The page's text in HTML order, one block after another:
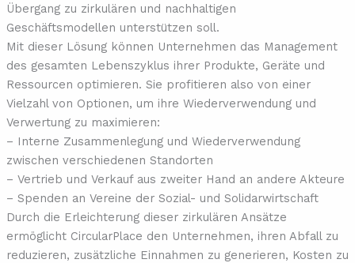
Übergang zu zirkulären und nachhaltigen
Geschäftsmodellen unterstützen soll.
Mit dieser Lösung können Unternehmen das Management
des gesamten Lebenszyklus ihrer Produkte, Geräte und
Ressourcen optimieren. Sie profitieren also von einer
Vielzahl von Optionen, um ihre Wiederverwendung und
Verwertung zu maximieren:
– Interne Zusammenlegung und Wiederverwendung
zwischen verschiedenen Standorten
– Vertrieb und Verkauf aus zweiter Hand an andere Akteure
– Spenden an Vereine der Sozial- und Solidarwirtschaft
Durch die Erleichterung dieser zirkulären Ansätze
ermöglicht CircularPlace den Unternehmen, ihren Abfall zu
reduzieren, zusätzliche Einnahmen zu generieren, Kosten zu